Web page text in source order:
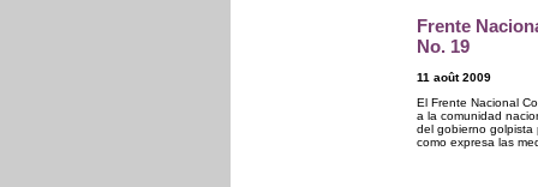
Frente
No. 19
11 août 2009
El Frente Nacional
a la comunidad
del gobierno golpista
como expresa las